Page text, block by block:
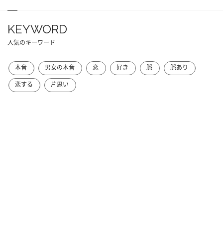
KEYWORD
人気のキーワード
本音 男女の本音 恋 好き 脈
脈あり
恋する
片思い